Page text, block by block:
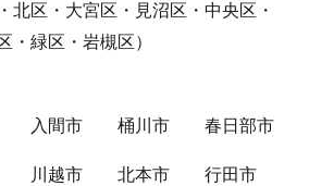
北区・大宮区・見沼区・中央区・
・緑区・岩槻区）
入間市 桶川市 春日部市
川越市 北本市 行田市